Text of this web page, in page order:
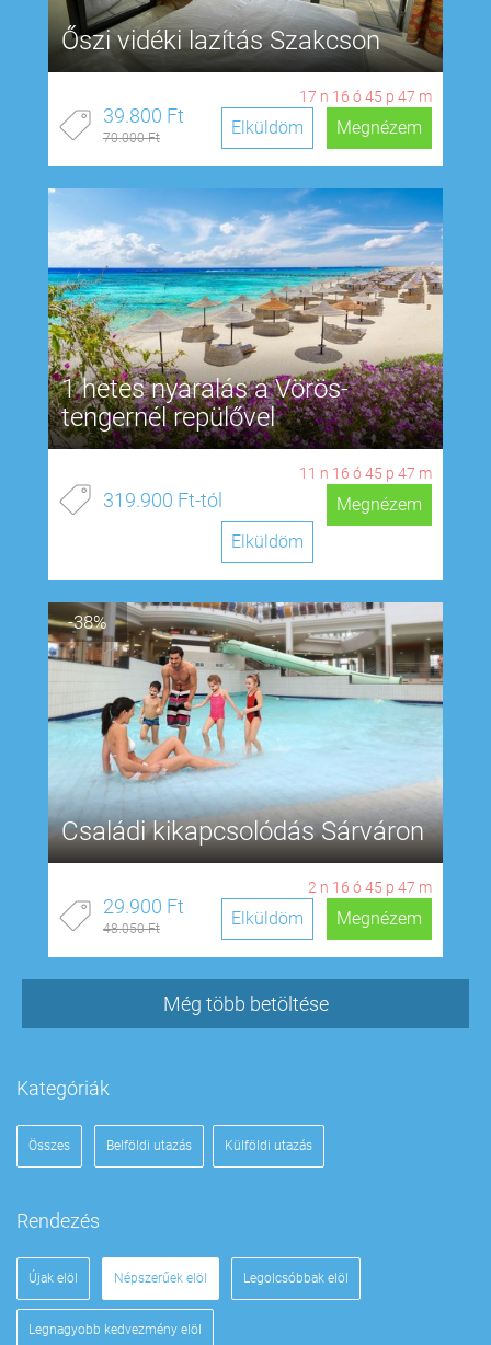
Őszi vidéki lazítás Szakcson
17 n 16 ó45 p 46 m
39.800 Ft
70.000 Ft Megnézem
Elküldöm
1 hetes nyaralás a Vörös-
tengernél repülővel
11 n 16 ó45 p 46 m
319.900 Ft-tól
Megnézem
Elküldöm
-38%
Családi kikapcsolódás Sárváron
2 n 16 ó45 p 46 m
29.900 Ft
48.050 Ft Megnézem
Elküldöm
Még több betöltése
Kategóriák
Összes Belföldi utazás Külföldi utazás
Rendezés
Újak elöl Népszerűek elöl Legolcsóbbak elöl
Legnagyobb kedvezmény elöl